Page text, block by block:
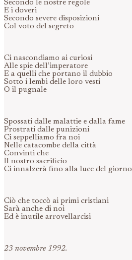
Secondo le nostre regole
E i doveri
Secondo severe disposizioni
Col voto del segreto
Ci nascondiamo ai curiosi
Alle spie dell’imperatore
E a quelli che portano il dubbio
Sotto i lembi delle loro vesti
O il pugnale
Spossati dalle malattie e dalla fame
Prostrati dalle punizioni
Ci seppelliamo fra noi
Nelle catacombe della città
Convinti che
Il nostro sacrificio
Ci innalzerà fino alla luce del giorno
Ciò che toccò ai primi cristiani
Sarà anche di noi
Ed è inutile arrovellarcisi
23 novembre 1992.